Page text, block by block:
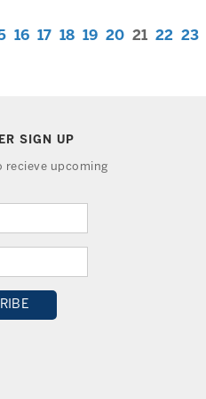
16 17 18 19 20 21 22 23
SIGN UP
recieve upcoming